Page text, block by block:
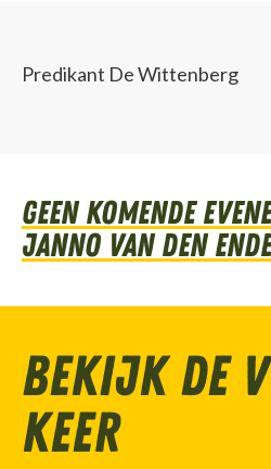
Predikant De Wittenberg
Geen komende
Janno van den Ende
Bekijk de
keer